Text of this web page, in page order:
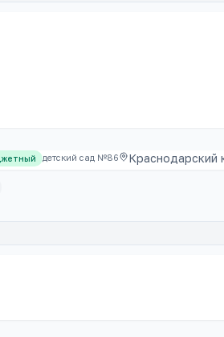
детский сад №86 Краснодарский